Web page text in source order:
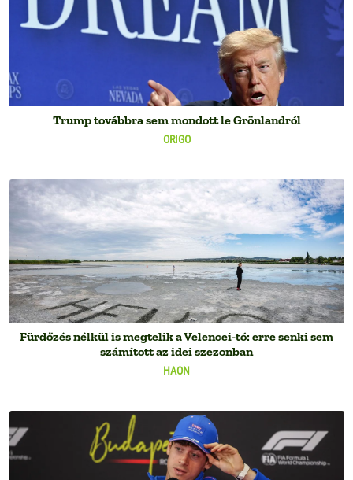
ORIGO
Trump továbbra sem mondott le Grönlandról
HAON
Fürdőzés nélkül is megtelik a Velencei-tó: erre senki sem
számított az idei szezonban